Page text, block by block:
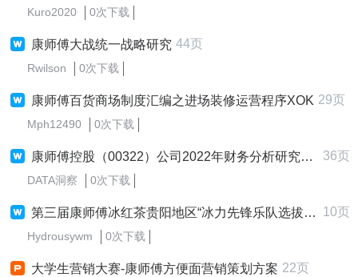
Kuro2020 0次下载
康师傅大战统一战略研究 44页
Rwilson 0次下载
康师傅百货商场制度汇编之进场装修运营程序XOK 29页
Mph12490 0次下载
康师傅控股（00322）公司2022年财务分析研究报告 36页
DATA洞察 0次下载
第三届康师傅冰红茶贵阳地区“冰力先锋乐队选拔赛”活动策划 10页
Hydrousywm 0次下载
大学生营销大赛-康师傅方便面营销策划方案 22页